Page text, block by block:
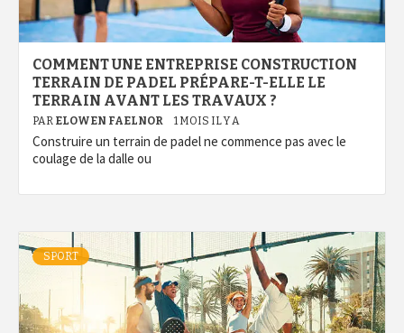
COMMENT UNE ENTREPRISE CONSTRUCTION
TERRAIN DE PADEL PRÉPARE-T-ELLE LE
TERRAIN AVANT LES TRAVAUX ?
PAR ELOWEN FAELNOR 1 MOIS IL Y A
Construire un terrain de padel ne commence pas avec le
coulage de la dalle ou
SPORT